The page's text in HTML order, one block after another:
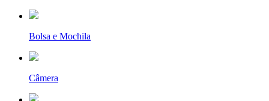
Bolsa e Mochila
Câmera